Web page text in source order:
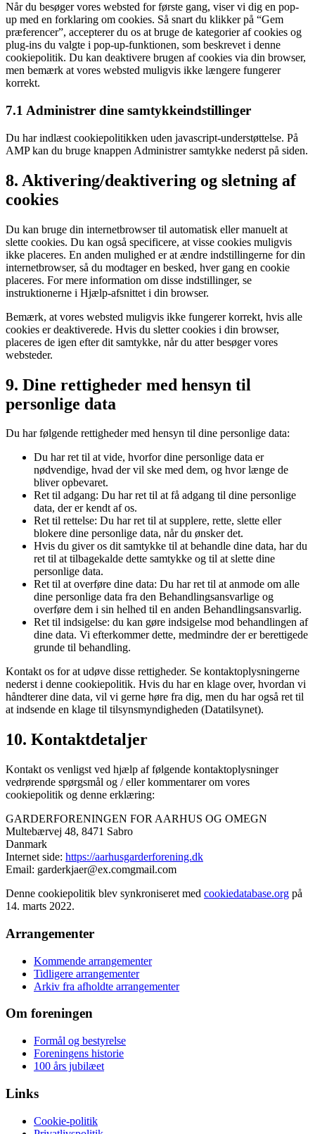
diverse
Når du besøger vores websted for første gang, viser vi dig en pop-
up med en forklaring om cookies. Så snart du klikker på “Gem
præferencer”, accepterer du os at bruge de kategorier af cookies og
plug-ins du valgte i pop-up-funktionen, som beskrevet i denne
cookiepolitik. Du kan deaktivere brugen af ​​cookies via din browser,
men bemærk at vores websted muligvis ikke længere fungerer
korrekt.
7.1 Administrer dine samtykkeindstillinger
Du har indlæst cookiepolitikken uden javascript-understøttelse. På
AMP kan du bruge knappen Administrer samtykke nederst på siden.
8. Aktivering/deaktivering og sletning af
cookies
Du kan bruge din internetbrowser til automatisk eller manuelt at
slette cookies. Du kan også specificere, at visse cookies muligvis
ikke placeres. En anden mulighed er at ændre indstillingerne for din
internetbrowser, så du modtager en besked, hver gang en cookie
placeres. For mere information om disse indstillinger, se
instruktionerne i Hjælp-afsnittet i din browser.
Bemærk, at vores websted muligvis ikke fungerer korrekt, hvis alle
cookies er deaktiverede. Hvis du sletter cookies i din browser,
placeres de igen efter dit samtykke, når du atter besøger vores
websteder.
9. Dine rettigheder med hensyn til
personlige data
Du har følgende rettigheder med hensyn til dine personlige data:
Du har ret til at vide, hvorfor dine personlige data er
nødvendige, hvad der vil ske med dem, og hvor længe de
bliver opbevaret.
Ret til adgang: Du har ret til at få adgang til dine personlige
data, der er kendt af os.
Ret til rettelse: Du har ret til at supplere, rette, slette eller
blokere dine personlige data, når du ønsker det.
Hvis du giver os dit samtykke til at behandle dine data, har du
ret til at tilbagekalde dette samtykke og til at slette dine
personlige data.
Ret til at overføre dine data: Du har ret til at anmode om alle
dine personlige data fra den Behandlingsansvarlige og
overføre dem i sin helhed til en anden Behandlingsansvarlig.
Ret til indsigelse: du kan gøre indsigelse mod behandlingen af
​​dine data. Vi efterkommer dette, medmindre der er berettigede
grunde til behandling.
Kontakt os for at udøve disse rettigheder. Se kontaktoplysningerne
nederst i denne cookiepolitik. Hvis du har en klage over, hvordan vi
håndterer dine data, vil vi gerne høre fra dig, men du har også ret til
at indsende en klage til tilsynsmyndigheden (Datatilsynet).
10. Kontaktdetaljer
Kontakt os venligst ved hjælp af følgende kontaktoplysninger
vedrørende spørgsmål og / eller kommentarer om vores
cookiepolitik og denne erklæring:
GARDERFORENINGEN FOR AARHUS OG OMEGN
Multebærvej 48, 8471 Sabro
Danmark
Internet side: https://aarhusgarderforening.dk
Email: garderkjaer@ex.comgmail.com
Denne cookiepolitik blev synkroniseret med cookiedatabase.org på
14. marts 2022.
Arrangementer
Kommende arrangementer
Tidligere arrangementer
Arkiv fra afholdte arrangementer
Om foreningen
Formål og bestyrelse
Foreningens historie
100 års jubilæet
Links
Cookie-politik